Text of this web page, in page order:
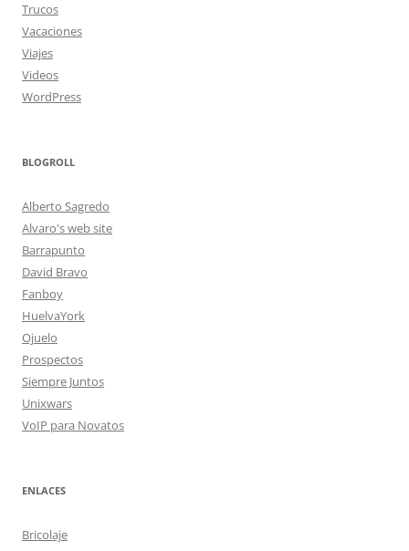
Trucos
Vacaciones
Viajes
Videos
WordPress
BLOGROLL
Alberto Sagredo
Alvaro's web site
Barrapunto
David Bravo
Fanboy
HuelvaYork
Ojuelo
Prospectos
Siempre Juntos
Unixwars
VoIP para Novatos
ENLACES
Bricolaje